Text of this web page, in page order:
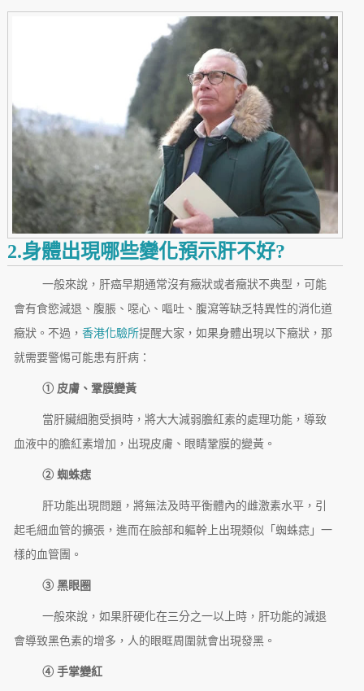
2.身體出現哪些變化預示肝不好?
一般來說，肝癌早期通常沒有癥狀或者癥狀不典型，可能
會有食慾減退、腹脹、噁心、嘔吐、腹瀉等缺乏特異性的消化道
癥狀。不過， 香港化驗所提醒大家，如果身體出現以下癥狀，那
就需要警惕可能患有肝病：
① 皮膚、鞏膜變黃
當肝臟細胞受損時，將大大減弱膽紅素的處理功能，導致
血液中的膽紅素增加，出現皮膚、眼睛鞏膜的變黃。
② 蜘蛛痣
肝功能出現問題，將無法及時平衡體內的雌激素水平，引
起毛細血管的擴張，進而在臉部和軀幹上出現類似「蜘蛛痣」一
樣的血管團。
③ 黑眼圈
一般來說，如果肝硬化在三分之一以上時，肝功能的減退
會導致黑色素的增多，人的眼眶周圍就會出現發黑。
④ 手掌變紅